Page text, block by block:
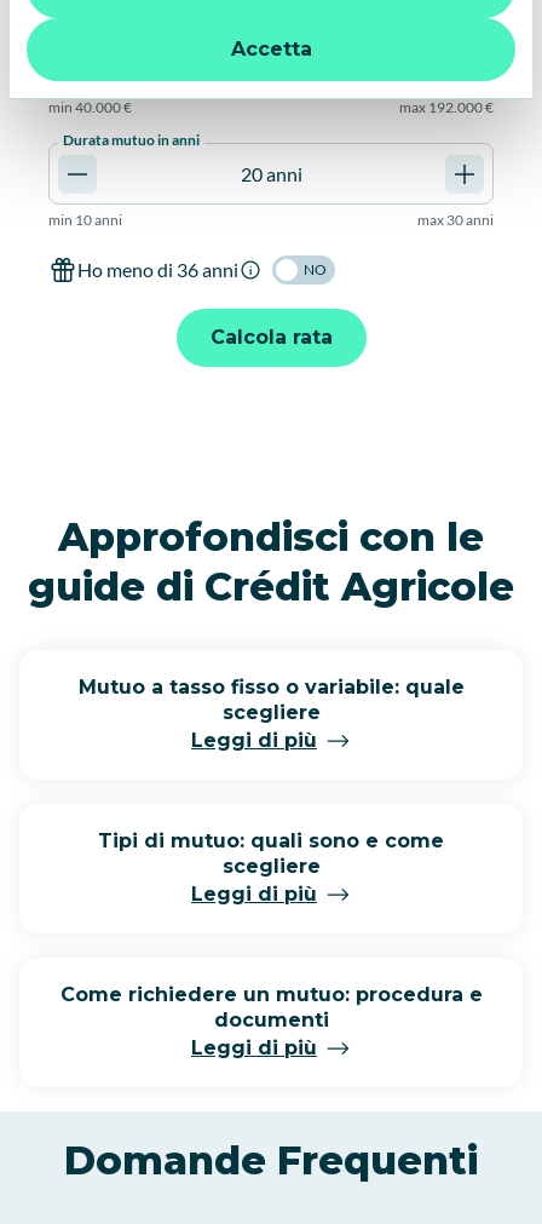
strumenti di tracciamento diversi da quelli tecnici. Per
ulteriori informazioni:
informativa privacy
Accetta
min 40.000 € max 192.000 €
Durata mutuo in anni
min 10 anni max 30 anni
Ho meno di 36 anni NO
Calcola rata
Approfondisci con le
guide di Crédit Agricole
Mutuo a tasso fisso o variabile: quale
scegliere
Leggi di più
Tipi di mutuo: quali sono e come
scegliere
Leggi di più
Come richiedere un mutuo: procedura e
documenti
Leggi di più
Domande Frequenti